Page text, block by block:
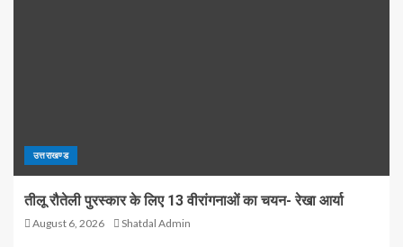
उत्तराखण्ड
तीलू रौतेली पुरस्कार के लिए 13 वीरांगनाओं का चयन- रेखा आर्या
August 6, 2026 Shatdal Admin